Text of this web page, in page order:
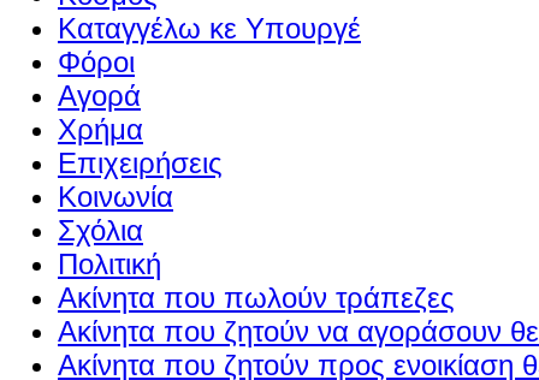
Καταγγέλω κε Υπουργέ
Φόροι
Αγορά
Χρήμα
Επιχειρήσεις
Κοινωνία
Σχόλια
Πολιτική
Ακίνητα που πωλούν τράπεζες
Ακίνητα που ζητούν να αγοράσουν
Ακίνητα που ζητούν προς ενοικίαση